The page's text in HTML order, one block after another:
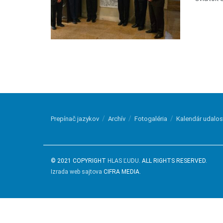
Prepínač jazykov Archív Fotogaléria Kalendár
© 2021 COPYRIGHT HLAS ĽUDU. ALL RIGHTS RESERVED.
Izrada web sajtova CIFRA MEDIA.